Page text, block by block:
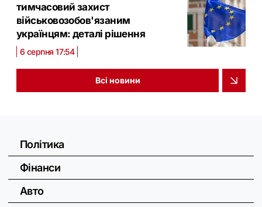
тимчасовий захист
військовозобов'язаним
українцям: деталі рішення
6 серпня 17:54
Всі новини
Політика
Фінанси
Авто